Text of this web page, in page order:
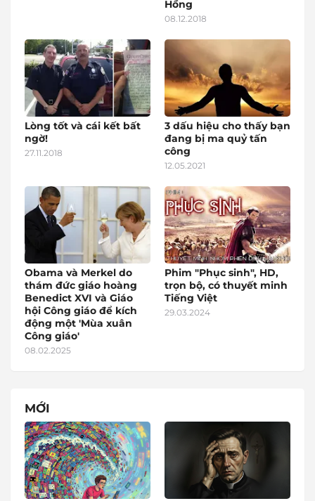
Hồng
08.12.2018
Lòng tốt và cái kết bất
ngờ!
27.11.2018
3 dấu hiệu cho thấy bạn
đang bị ma quỷ tấn
công
12.05.2021
Obama và Merkel do
thám đức giáo hoàng
Benedict XVI và Giáo
hội Công giáo để kích
động một 'Mùa xuân
Công giáo'
08.02.2025
Phim "Phục sinh", HD,
trọn bộ, có thuyết minh
Tiếng Việt
29.03.2024
MỚI